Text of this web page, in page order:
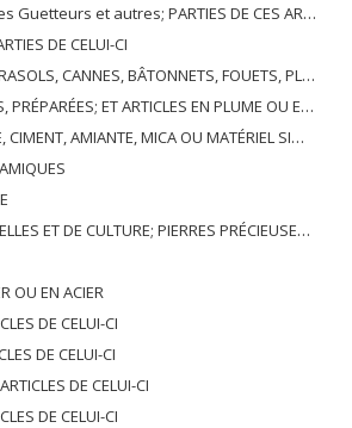
Guetteurs et autres; PARTIES DE CES ARTICLES
DE CELUI-CI
BÂTONNETS, FOUETS, PLANTES DE CONDUITE; ET LEURS PARTIES
EN PLUME OU EN BAS; FLEURS ARTIFICIELLES; ARTICLES DE CHEVEUX HUMAINS
AMIANTE, MICA OU MATÉRIEL SIMILAIRE; ARTICLES DE CELUI-CI
PRÉCIEUSES; MÉTAUX PRÉCIEUX, PLAQUÉS OU DOUBLÉS DE MÉTAUX PRÉCIEUX ET OUVRAGES EN CES MATIÈRES; IMITATION BIJOUTERIE; PIÈCE DE MONNAIE
OU EN ACIER
DE CELUI-CI
DE CELUI-CI
DE CELUI-CI
DE CELUI-CI